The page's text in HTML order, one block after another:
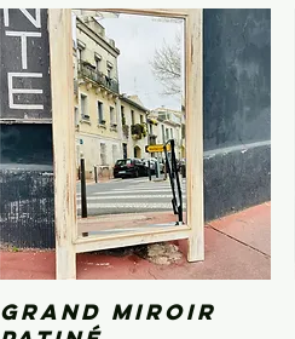
Aperçu rapide
Grand miroir